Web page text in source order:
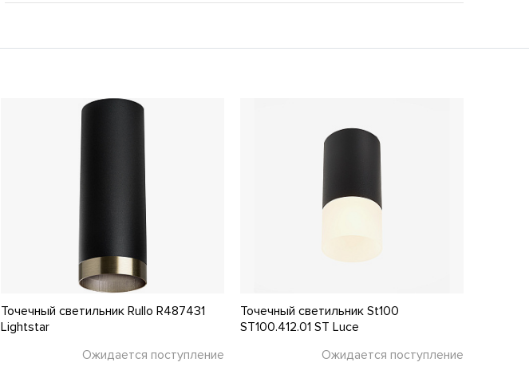
Точечный светильник Rullo R487431
Lightstar
Ожидается поступление
Точечный светильник St100
ST100.412.01 ST Luce
Ожидается поступление